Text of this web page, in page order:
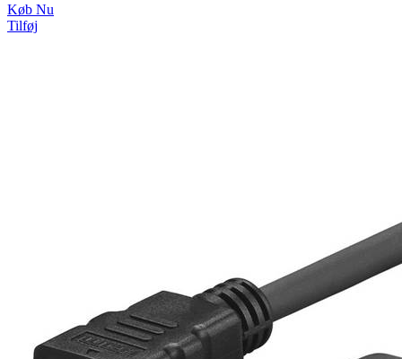
Køb Nu
Tilføj